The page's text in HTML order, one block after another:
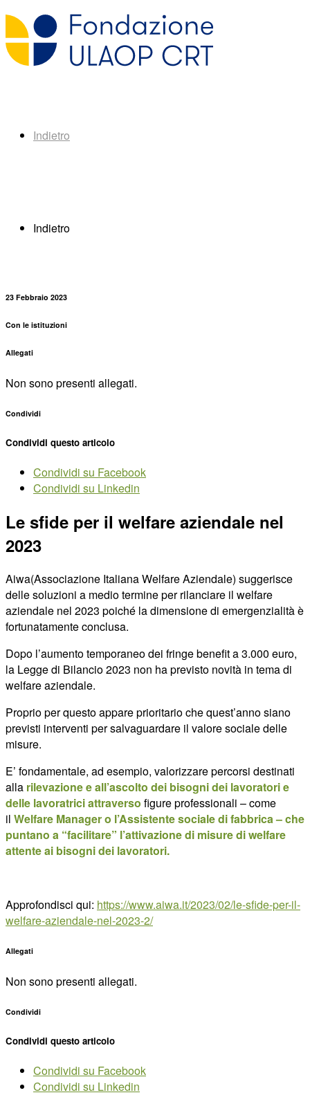
Indietro
Indietro
23 Febbraio 2023
Con le istituzioni
Allegati
Non sono presenti allegati.
Condividi
Condividi questo articolo
Condividi su Facebook
Condividi su Linkedin
Le sfide per il welfare aziendale nel
2023
Aiwa(Associazione Italiana Welfare Aziendale) suggerisce
delle soluzioni a medio termine per rilanciare il welfare
aziendale nel 2023 poiché la dimensione di emergenzialità è
fortunatamente conclusa.
Dopo l’aumento temporaneo dei fringe benefit a 3.000 euro,
la Legge di Bilancio 2023 non ha previsto novità in tema di
welfare aziendale.
Proprio per questo appare prioritario che quest’anno siano
previsti interventi per salvaguardare il valore sociale delle
misure.
E’ fondamentale, ad esempio, valorizzare percorsi destinati
alla rilevazione e all’ascolto dei bisogni dei lavoratori e
delle lavoratrici attraverso figure professionali – come
il Welfare Managero l’Assistente sociale di fabbrica– che
puntano a “facilitare” l’attivazione di misure di welfare
attente ai bisogni dei lavoratori.
Approfondisci qui: https://www.aiwa.it/2023/02/le-sfide-per-il-
welfare-aziendale-nel-2023-2/
Allegati
Non sono presenti allegati.
Condividi
Condividi questo articolo
Condividi su Facebook
Condividi su Linkedin